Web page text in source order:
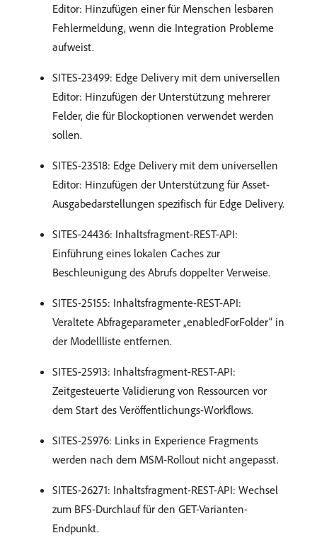
Editor: Hinzufügen einer für Menschen lesbaren
Fehlermeldung, wenn die Integration Probleme
aufweist.
SITES-23499: Edge Delivery mit dem universellen
Editor: Hinzufügen der Unterstützung mehrerer
Felder, die für Blockoptionen verwendet werden
sollen.
SITES-23518: Edge Delivery mit dem universellen
Editor: Hinzufügen der Unterstützung für Asset-
Ausgabedarstellungen spezifisch für Edge Delivery.
SITES-24436: Inhaltsfragment-REST-API:
Einführung eines lokalen Caches zur
Beschleunigung des Abrufs doppelter Verweise.
SITES-25155: Inhaltsfragmente-REST-API:
Veraltete Abfrageparameter „enabledForFolder“ in
der Modellliste entfernen.
SITES-25913: Inhaltsfragment-REST-API:
Zeitgesteuerte Validierung von Ressourcen vor
dem Start des Veröffentlichungs-Workflows.
SITES-25976: Links in Experience Fragments
werden nach dem MSM-Rollout nicht angepasst.
SITES-26271: Inhaltsfragment-REST-API: Wechsel
zum BFS-Durchlauf für den GET-Varianten-
Endpunkt.